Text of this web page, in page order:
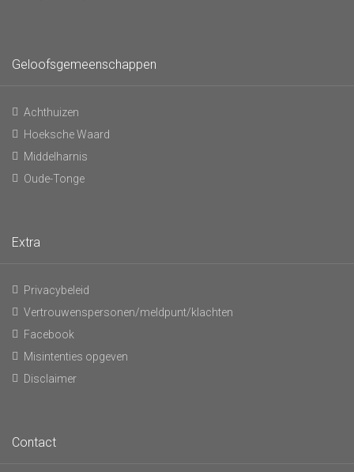
Geloofsgemeenschappen
Achthuizen
Hoeksche Waard
Middelharnis
Oude-Tonge
Extra
Privacybeleid
Vertrouwenspersonen/meldpunt/klachten
Facebook
Misintenties opgeven
Disclaimer
Contact